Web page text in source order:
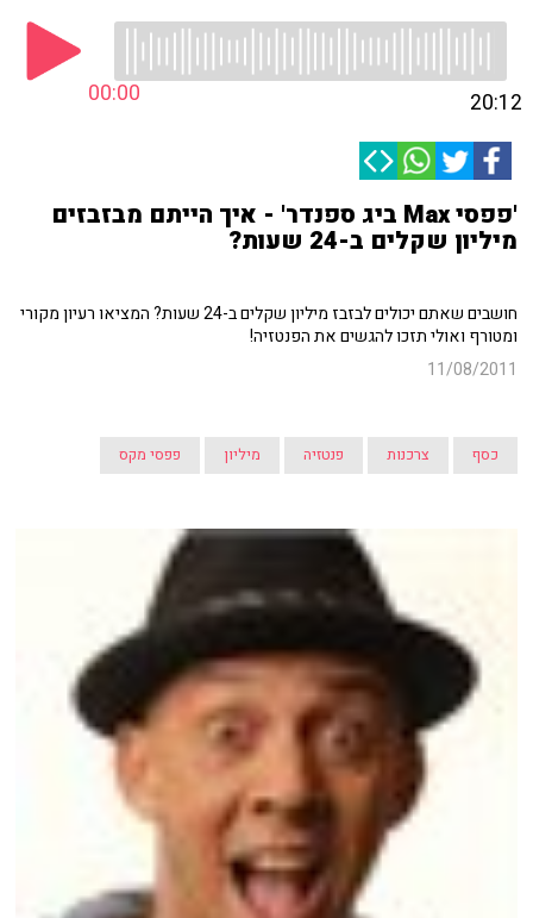
00:00 20:12
'פפסי Max ביג ספנדר' - איך הייתם מבזבזים
מיליון שקלים ב-24 שעות?
חושבים שאתם יכולים לבזבז מיליון שקלים ב-24 שעות? המציאו רעיון מקורי
ומטורף ואולי תזכו להגשים את הפנטזיה!
11/08/2011
כסף צרכנות פנטזיה מיליון פפסי מקס